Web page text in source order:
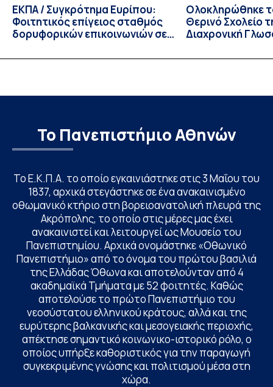
ΕΚΠΑ / Συγκρότημα Ευρίπου:
Φοιτητικός επίγειος σταθμός
δορυφορικών επικοινωνιών σε
Ολοκληρώθηκε
Θερινό Σχολείο
Διαχρονική
Linguistics in
Το Πανεπιστήμιο Αθηνών
Το Ε.Κ.Π.Α. το οποίο εγκαινιάστηκε στις 3 Μαΐου του
1837, αρχικά στεγάστηκε σε ένα ανακαινισμένο
οθωμανικό κτήριο στη βορειοανατολική πλευρά της
Ακρόπολης, το οποίο στις μέρες μας έχει
ανακαινιστεί και λειτουργεί ως Μουσείο του
Πανεπιστημίου. Αρχικά ονομάστηκε «Οθωνικό
Πανεπιστήμιο» από το όνομα του πρώτου βασιλιά
της Ελλάδας Όθωνα και αποτελούνταν από 4
ακαδημαϊκά Τμήματα με 52 φοιτητές. Καθώς
αποτελούσε το πρώτο Πανεπιστήμιο του
νεοσύστατου ελληνικού κράτους, αλλά και της
ευρύτερης βαλκανικής και μεσογειακής περιοχής,
απέκτησε σημαντικό κοινωνικο-ιστορικό ρόλο, ο
οποίος υπήρξε καθοριστικός για την παραγωγή
συγκεκριμένης γνώσης και πολιτισμού μέσα στη
χώρα.